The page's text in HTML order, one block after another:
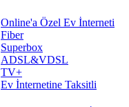
Online'a Özel Ev İnterneti
Fiber
Superbox
ADSL&VDSL
TV+
Ev İnternetine Taksitli